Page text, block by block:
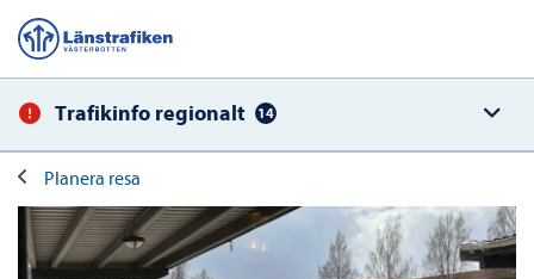
Trafikinfo regionalt 14
Planera resa